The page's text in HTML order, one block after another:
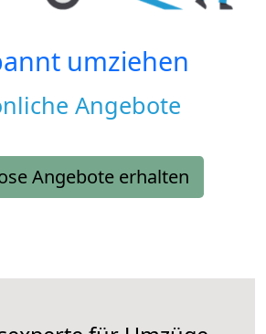
umziehen
Angebote
Angebote erhalten